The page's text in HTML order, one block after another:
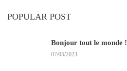
POPULAR POST
Bonjour tout le monde !
07/05/2023